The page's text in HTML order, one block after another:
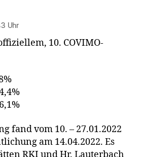
Uhr
10. COVIMO-
fand vom 10. – 27.01.2022
am 14.04.2022. Es
RKI und Hr. Lauterbach